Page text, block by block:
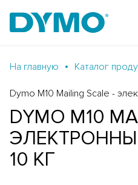
На главную Каталог
Dymo M10 Mailing Scale -
DYMO M10
10 КГ